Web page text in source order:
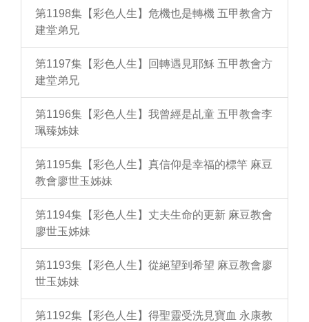
第1198集【彩色人生】危機也是轉機 五甲教會方
建堂弟兄
第1197集【彩色人生】回轉遇見耶穌 五甲教會方
建堂弟兄
第1196集【彩色人生】我曾經是乩童 五甲教會李
珮臻姊妹
第1195集【彩色人生】真信仰是幸福的標竿 麻豆
教會廖世玉姊妹
第1194集【彩色人生】丈夫生命的更新 麻豆教會
廖世玉姊妹
第1193集【彩色人生】從絕望到希望 麻豆教會廖
世玉姊妹
第1192集【彩色人生】得聖靈受洗見寶血 永康教